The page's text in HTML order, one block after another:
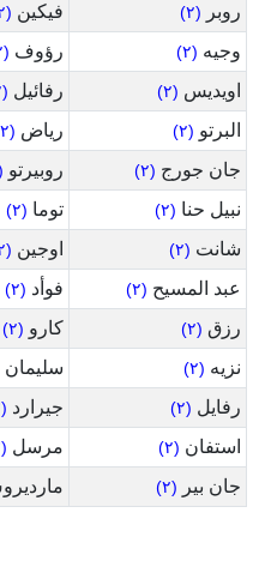
روبر (٢) فيكين (٢)
وجيه (٢) رؤوف (٢)
اويديس (٢) رفائيل (٢)
البرتو (٢) رياض (٢)
جان جورج (٢) روبيرتو
نبيل حنا (٢) توما (٢)
شانت (٢) اوجين (٢)
عبد المسيح (٢) فوأد (٢)
رزق (٢) كارو (٢)
نزيه (٢) سليمان
رفايل (٢) جيرارد (٢)
استفان (٢) مرسل (٢)
جان بير (٢)